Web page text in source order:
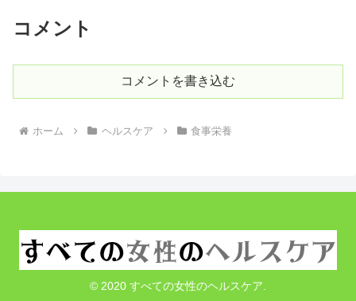
コメント
コメントを書き込む
ホーム ヘルスケア 食事栄養
© 2020 すべての女性のヘルスケア.